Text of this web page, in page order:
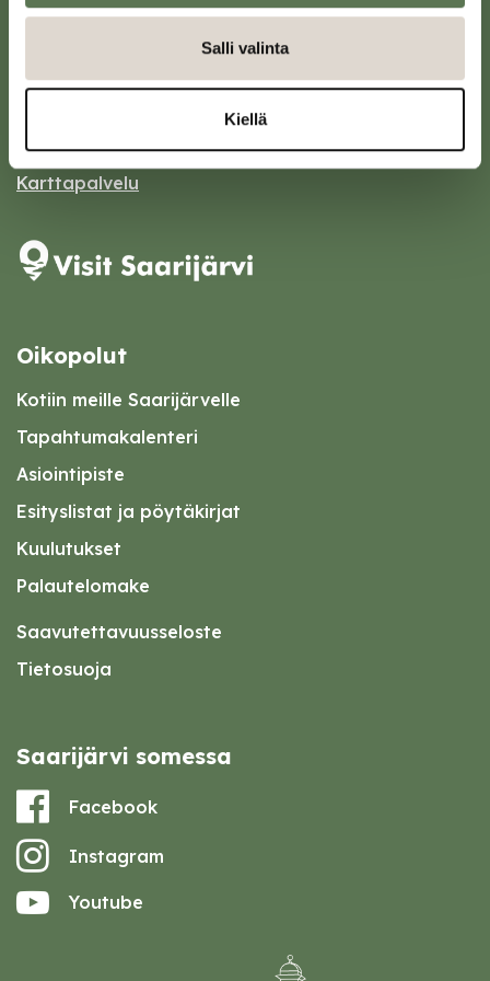
Salli valinta
Kiellä
43100 Saarijärvi
Karttapalvelu
Oikopolut
Kotiin meille Saarijärvelle
Tapahtumakalenteri
Asiointipiste
Esityslistat ja pöytäkirjat
Kuulutukset
Palautelomake
Saavutettavuusseloste
Tietosuoja
Saarijärvi somessa
Facebook
Instagram
Youtube